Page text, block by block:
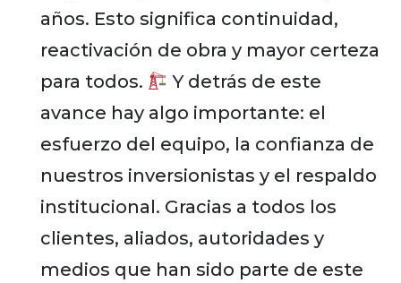
años. Esto significa continuidad,
reactivación de obra y mayor certeza
para todos.
Y detrás de este
avance hay algo importante: el
esfuerzo del equipo, la confianza de
nuestros inversionistas y el respaldo
institucional. Gracias a todos los
clientes, aliados, autoridades y
medios que han sido parte de este